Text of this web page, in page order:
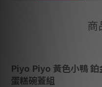
商
Piyo Piyo 黃色小鴨
蛋糕碗蓋組